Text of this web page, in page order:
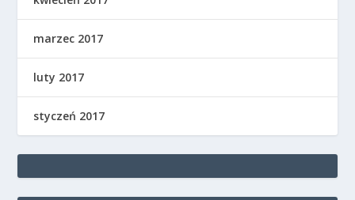
marzec 2017
luty 2017
styczeń 2017